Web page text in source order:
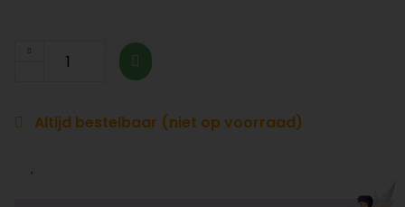
Altijd bestelbaar (niet op voorraad)